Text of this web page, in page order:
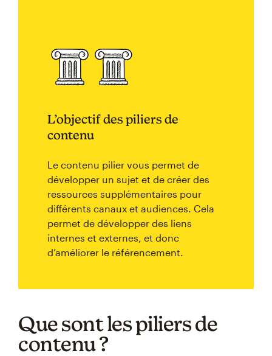
L’objectif des piliers de
contenu
Le contenu pilier vous permet de
développer un sujet et de créer des
ressources supplémentaires pour
différents canaux et audiences. Cela
permet de développer des liens
internes et externes, et donc
d’améliorer le référencement.
Que sont les piliers de
contenu ?